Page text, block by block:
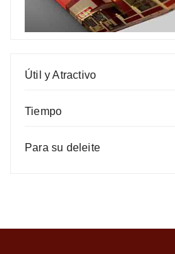
Útil y Atractivo
Tiempo
Para su deleite